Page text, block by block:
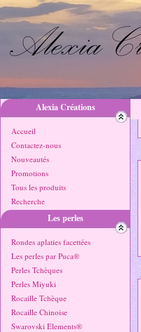
Alexia Créations
Accueil
Contactez-nous
Nouveautés
Promotions
Tous les produits
Recherche
Les perles
Rondes aplaties facettées
Les perles par Puca®
Perles Tchèques
Perles Miyuki
Rocaille Tchèque
Rocaille Chinoise
Swarovski Elements®